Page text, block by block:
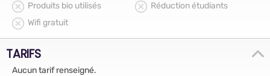
Produits bio utilisés
Réduction étudiants
Wifi gratuit
TARIFS
Aucun tarif renseigné.